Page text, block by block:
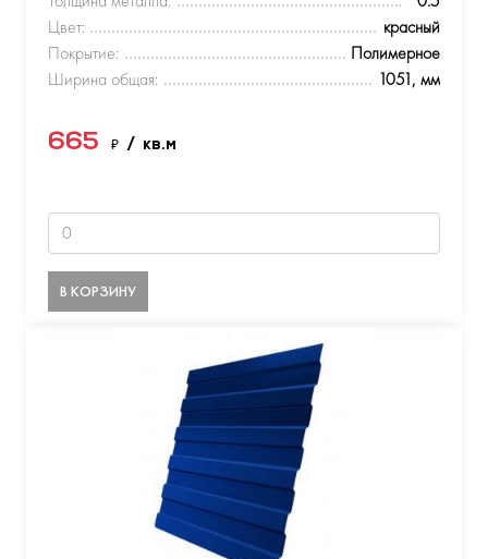
Цвет:
красный
Покрытие:
Полимерное
Ширина общая:
1051, мм
665 ₽ / кв.м
В КОРЗИНУ